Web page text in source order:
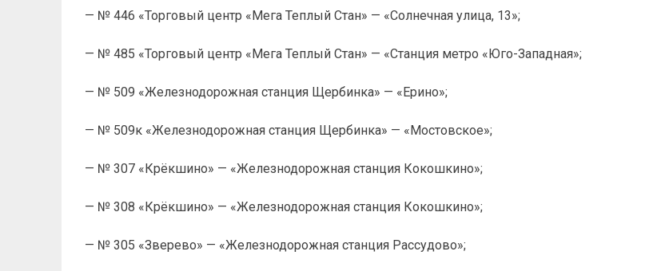
— № 446 «Торговый центр «Мега Теплый Стан» — «Солнечная улица, 13»;
— № 485 «Торговый центр «Мега Теплый Стан» — «Станция метро «Юго-Западная»;
— № 509 «Железнодорожная станция Щербинка» — «Ерино»;
— № 509к «Железнодорожная станция Щербинка» — «Мостовское»;
— № 307 «Крёкшино» — «Железнодорожная станция Кокошкино»;
— № 308 «Крёкшино» — «Железнодорожная станция Кокошкино»;
— № 305 «Зверево» — «Железнодорожная станция Рассудово»;